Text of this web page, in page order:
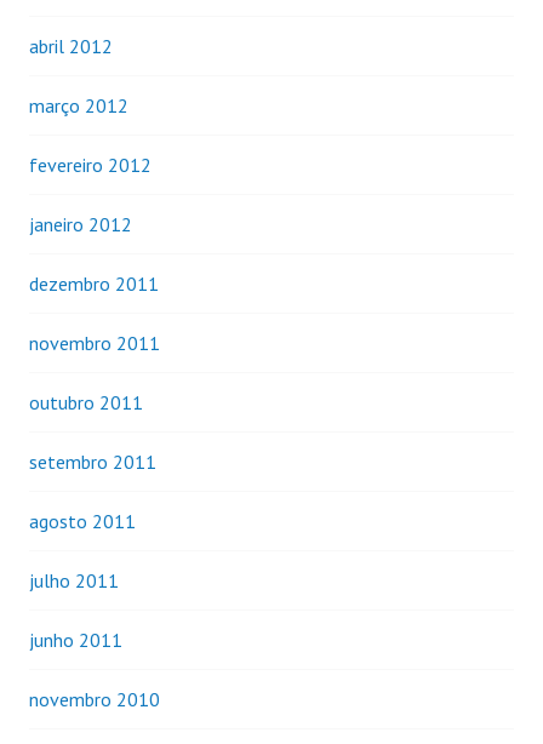
abril 2012
março 2012
fevereiro 2012
janeiro 2012
dezembro 2011
novembro 2011
outubro 2011
setembro 2011
agosto 2011
julho 2011
junho 2011
novembro 2010